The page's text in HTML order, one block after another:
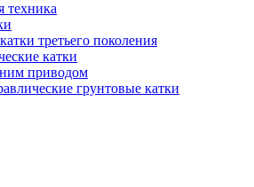
техника
третьего поколения
катки
приводом
грунтовые катки